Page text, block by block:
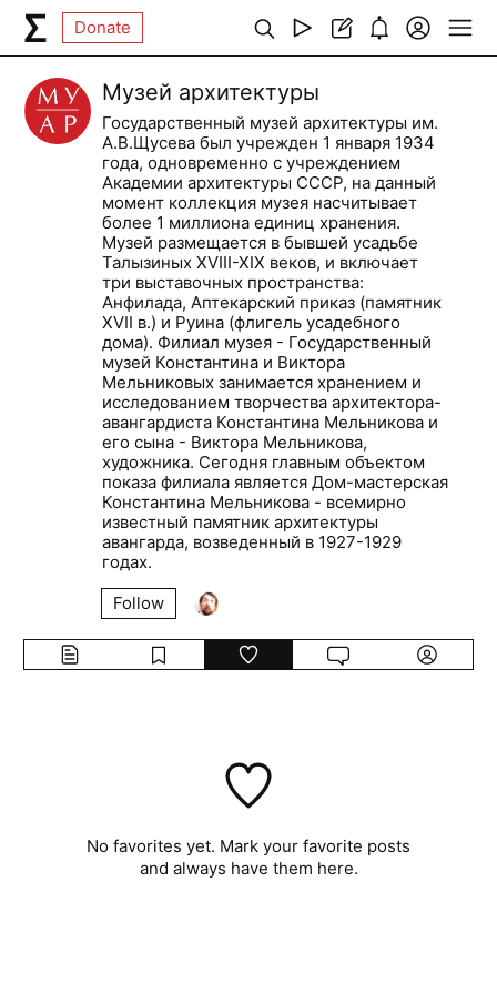
Donate
Музей архитектуры
Государственный музей архитектуры им.
А.В.Щусева был учрежден 1 января 1934
года, одновременно с учреждением
Академии архитектуры СССР, на данный
момент коллекция музея насчитывает
более 1 миллиона единиц хранения.
Музей размещается в бывшей усадьбе
Талызиных XVIII-XIX веков, и включает
три выставочных пространства:
Анфилада, Аптекарский приказ (памятник
XVII в.) и Руина (флигель усадебного
дома). Филиал музея - Государственный
музей Константина и Виктора
Мельниковых занимается хранением и
исследованием творчества архитектора-
авангардиста Константина Мельникова и
его сына - Виктора Мельникова,
художника. Сегодня главным объектом
показа филиала является Дом-мастерская
Константина Мельникова - всемирно
известный памятник архитектуры
авангарда, возведенный в 1927-1929
годах.
Follow
No favorites yet. Mark your favorite posts
and always have them here.